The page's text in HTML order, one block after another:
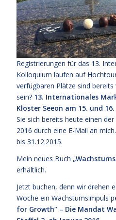
Registrierungen für das 13.
Kolloquium laufen auf
verfügbaren Plätze sind bereits
sein? 13. Internationales
Kloster Seeon am 15. und
Sie sich bereits heute einen
2016 durch eine E-Mail an
bis 31.12.2015.
Mein neues Buch
erhältlich.
Jetzt buchen, denn wir drehen
Woche ein Wachstumsimpuls
for Growth“ – Die Mandat